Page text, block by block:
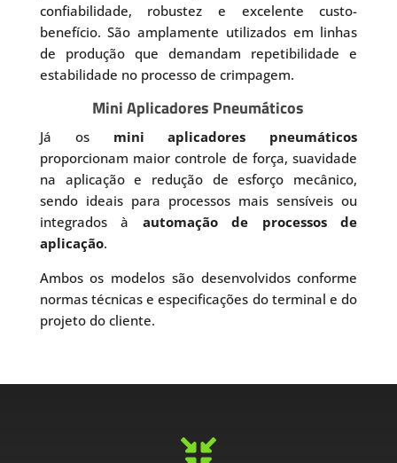
confiabilidade, robustez e excelente custo-
benefício. São amplamente utilizados em linhas
de produção que demandam repetibilidade e
estabilidade no processo de crimpagem.
Mini Aplicadores Pneumáticos
Já os mini aplicadores pneumáticos
proporcionam maior controle de força, suavidade
na aplicação e redução de esforço mecânico,
sendo ideais para processos mais sensíveis ou
integrados à automação de processos de
aplicação.
Ambos os modelos são desenvolvidos conforme
normas técnicas e especificações do terminal e do
projeto do cliente.
